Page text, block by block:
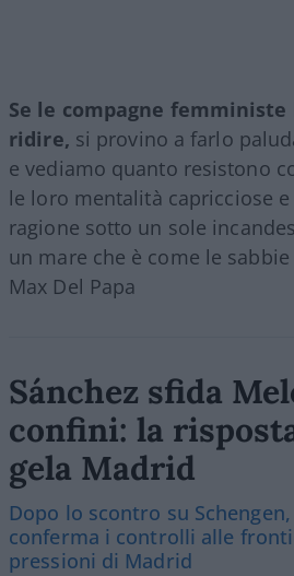
Se le compagne femministe
ridire, si provino a farlo
e vediamo quanto resistono
le loro mentalità capricciose
ragione sotto un sole
un mare che è come le
Max Del Papa
Sánchez sfida
confini: la
gela Madrid
Dopo lo scontro su
conferma i controlli alle
pressioni di Madrid